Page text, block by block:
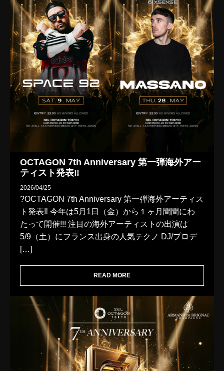
OCTAGON 7th Anniversary 第一弾海外アー
ティスト発表‼️
2026/04/25
?OCTAGON 7th Anniversary 第一弾海外アーティス
ト発表‼️ 今年は5月1日（金）から１ヶ月間間にわ
たって開催!!! 注目の海外アーティストの出演は
5/9（土）にフランス出身の人気テクノ DJ/プロデ
[…]
READ MORE